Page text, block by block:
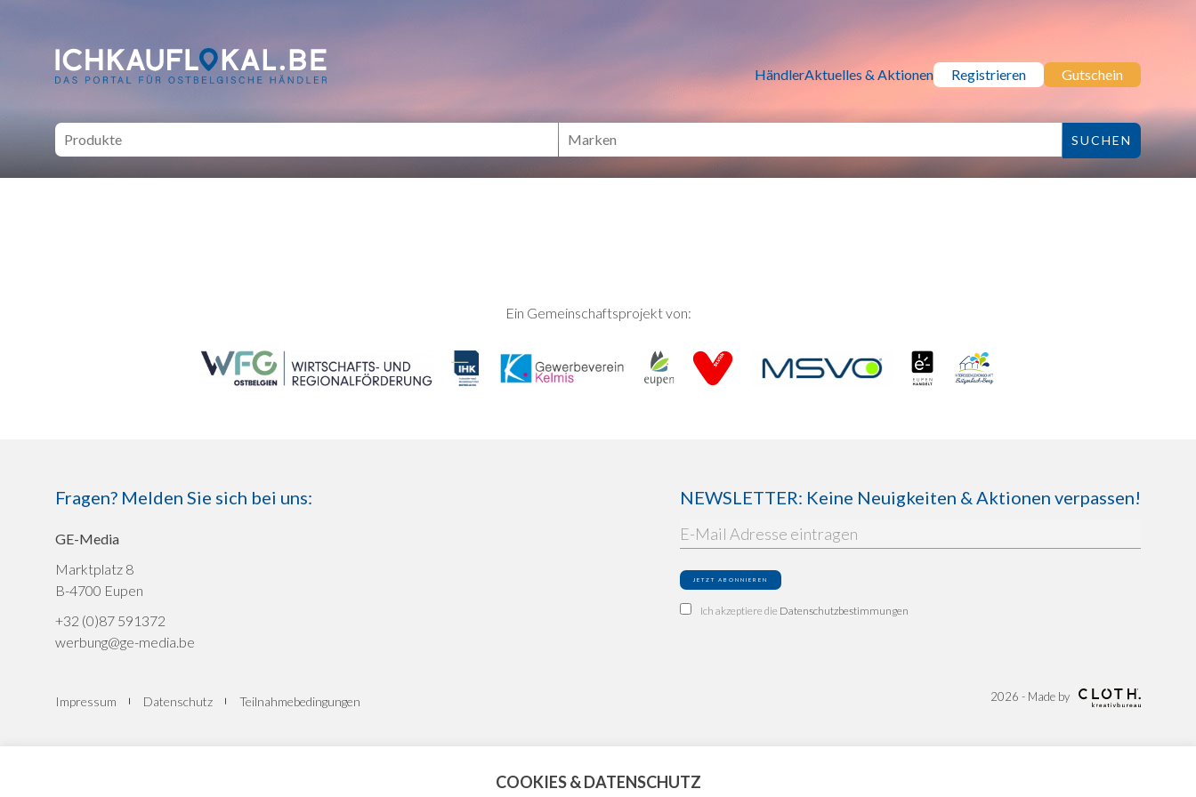
ich kauf lokal - Bei lokalen Händlern online Shoppen HändlerAktuelles & Aktionen Registrieren Gutschein
Ein Gemeinschaftsprojekt von:
Fragen? Melden Sie sich bei uns:
GE-Media
Marktplatz 8
B-4700 Eupen
+32 (0)87 591372
werbung@ge-media.be
NEWSLETTER: Keine Neuigkeiten & Aktionen verpassen!
Ich akzeptiere die Datenschutzbestimmungen
Impressum Datenschutz Teilnahmebedingungen 2026 - Made by
COOKIES & DATENSCHUTZ